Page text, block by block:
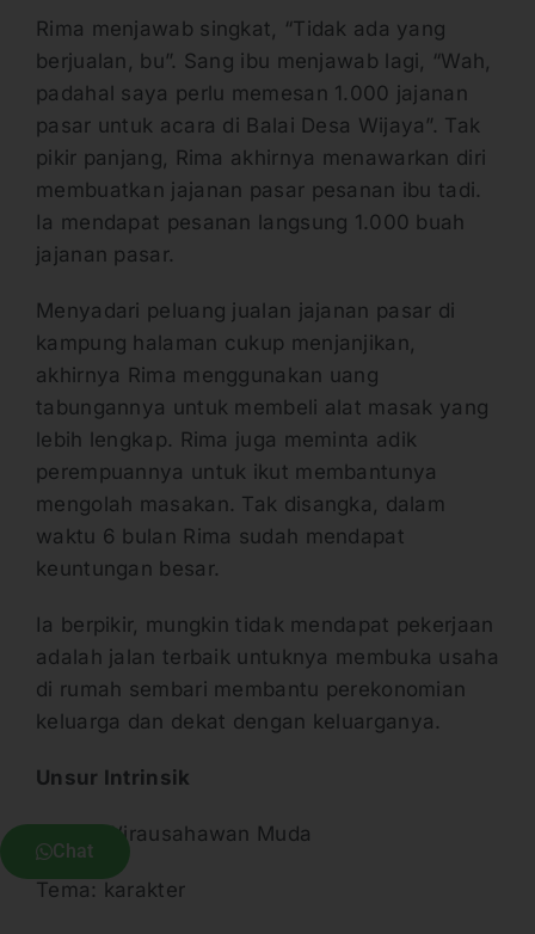
Rima menjawab singkat, “Tidak ada yang
berjualan, bu”. Sang ibu menjawab lagi, “Wah,
padahal saya perlu memesan 1.000 jajanan
pasar untuk acara di Balai Desa Wijaya”. Tak
pikir panjang, Rima akhirnya menawarkan diri
membuatkan jajanan pasar pesanan ibu tadi.
Ia mendapat pesanan langsung 1.000 buah
jajanan pasar.
Menyadari peluang jualan jajanan pasar di
kampung halaman cukup menjanjikan,
akhirnya Rima menggunakan uang
tabungannya untuk membeli alat masak yang
lebih lengkap. Rima juga meminta adik
perempuannya untuk ikut membantunya
mengolah masakan. Tak disangka, dalam
waktu 6 bulan Rima sudah mendapat
keuntungan besar.
Ia berpikir, mungkin tidak mendapat pekerjaan
adalah jalan terbaik untuknya membuka usaha
di rumah sembari membantu perekonomian
keluarga dan dekat dengan keluarganya.
Unsur Intrinsik
Judul: Wirausahawan Muda
Tema: karakter
Chat